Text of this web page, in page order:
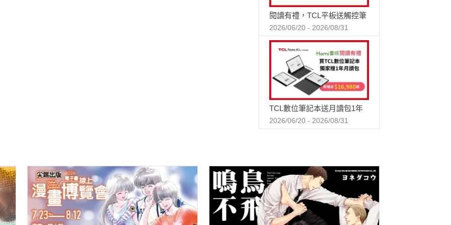
閱讀有禮，TCL平板送觸控筆
2026/06/20 - 2026/08/31
TCL數位筆記本送月讀包1年
2026/06/20 - 2026/08/31